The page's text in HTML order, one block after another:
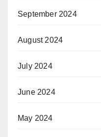
September 2024
August 2024
July 2024
June 2024
May 2024